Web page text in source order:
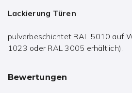
Lackierung Türen
pulverbeschichtet RAL 5010 auf
1023 oder RAL 3005 erhältlich).
Bewertungen